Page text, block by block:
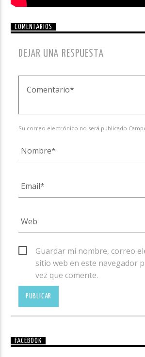
COMENTARIOS
DEJAR UNA RESPUESTA
Su correo electrónico no será
Guardar mi nombre, correo
sitio web en este navegador
vez que comente.
FACEBOOK